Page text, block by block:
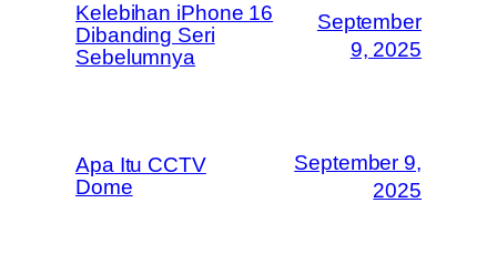
Kelebihan iPhone 16
Dibanding Seri
Sebelumnya
September
9, 2025
Apa Itu CCTV
Dome
September 9,
2025